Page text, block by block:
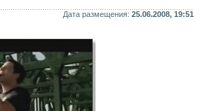
Дата размещения: 25.06.2008, 19:51